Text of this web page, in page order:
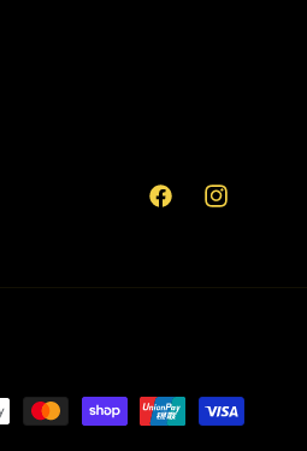
FacebookInstagram